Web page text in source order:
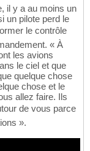
il y a au moins un
un pilote perd le
le contrôle
« À
les avions
le ciel et que
quelque chose
chose et le
allez faire. Ils
de vous parce
».